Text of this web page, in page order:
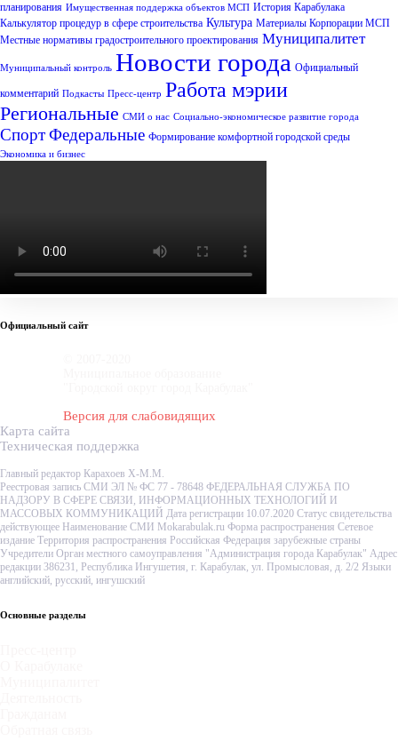
планирования Имущественная поддержка объектов МСП История Карабулака
Калькулятор процедур в сфере строительства Культура Материалы Корпорации МСП
Местные нормативы градостроительного проектирования Муниципалитет
Муниципальный контроль Новости города Официальный
комментарий Подкасты Пресс-центр Работа мэрии
Региональные СМИ о нас Социально-экономическое развитие города
СпортФедеральные Формирование комфортной городской среды
Экономика и бизнес
Официальный сайт
Версия для слабовидящих
Карта сайта
Техническая поддержка
Главный редактор Карахоев Х-М.М.
Реестровая запись СМИ ЭЛ № ФС 77 - 78648 ФЕДЕРАЛЬНАЯ СЛУЖБА ПО
НАДЗОРУ В СФЕРЕ СВЯЗИ, ИНФОРМАЦИОННЫХ ТЕХНОЛОГИЙ И
МАССОВЫХ КОММУНИКАЦИЙ Дата регистрации 10.07.2020 Статус свидетельства
действующее Наименование СМИ Mokarabulak.ru Форма распространения Сетевое
издание Территория распространения Российская Федерация зарубежные страны
Учредители Орган местного самоуправления "Администрация города Карабулак" Адрес
редакции 386231, Республика Ингушетия, г. Карабулак, ул. Промысловая, д. 2/2 Языки
английский, русский, ингушский
Основные разделы